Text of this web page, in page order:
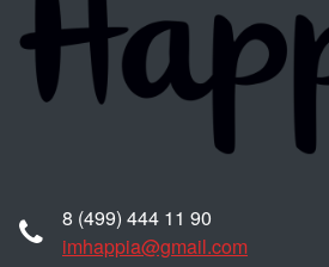
8 (499) 444 11 90
imhappia@gmail.com